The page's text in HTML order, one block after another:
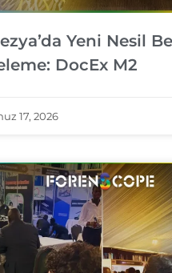
Yeni Nesil
DocEx M2
17, 2026